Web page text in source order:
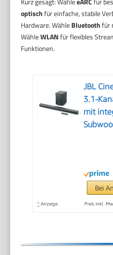
optischfür einfache, stabile
Hardware. WähleBluetoothfür
WähleWLANfür flexibles
Funktionen.
JBL
3.1-
mit
Audio
Bei
* Anzeige Preis inkl.